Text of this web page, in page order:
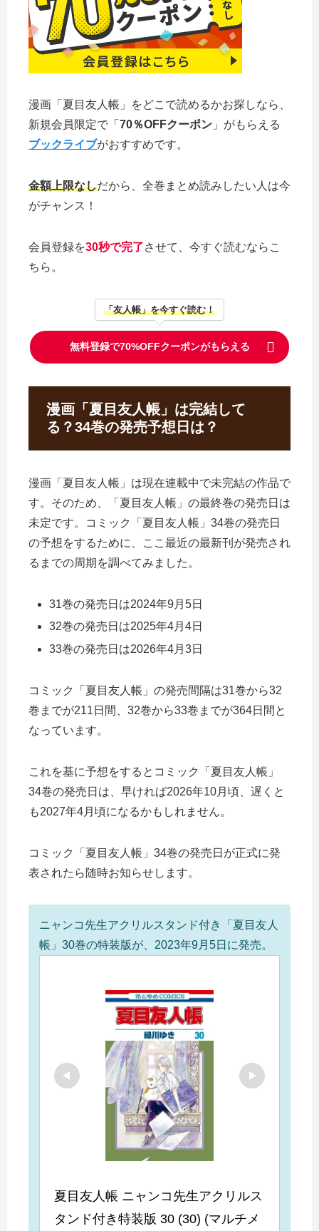
漫画「夏目友人帳」をどこで読めるかお探しなら、
新規会員限定で「 70％OFFクーポン 」がもらえる
ブックライブがおすすめです。
金額上限なしだから、全巻まとめ読みしたい人は今
がチャンス！
会員登録を30秒で完了させて、今すぐ読むならこ
ちら。
「友人帳」を今すぐ読む！
無料登録で70%OFFクーポンがもらえる
漫画「夏目友人帳」は完結して
る？34巻の発売予想日は？
漫画「夏目友人帳」は現在連載中で未完結の作品で
す。そのため、「夏目友人帳」の最終巻の発売日は
未定です。コミック「夏目友人帳」34巻の発売日
の予想をするために、ここ最近の最新刊が発売され
るまでの周期を調べてみました。
31巻の発売日は2024年9月5日
32巻の発売日は2025年4月4日
33巻の発売日は2026年4月3日
コミック「夏目友人帳」の発売間隔は31巻から32
巻までが211日間、32巻から33巻までが364日間と
なっています。
これを基に予想をするとコミック「夏目友人帳」
34巻の発売日は、早ければ2026年10月頃、遅くと
も2027年4月頃になるかもしれません。
コミック「夏目友人帳」34巻の発売日が正式に発
表されたら随時お知らせします。
ニャンコ先生アクリルスタンド付き「夏目友人
帳」30巻の特装版が、2023年9月5日に発売。
夏目友人帳 ニャンコ先生アクリルス
タンド付き特装版 30 (30) (マルチメ